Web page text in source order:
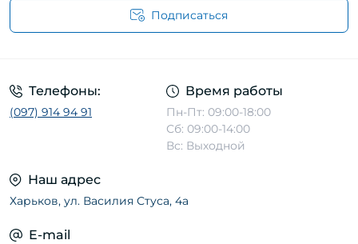
Подписаться
Телефоны:
(097) 914 94 91
Время работы
Пн-Пт: 09:00-18:00
Сб: 09:00-14:00
Вс: Выходной
Наш адрес
Харьков, ул. Василия Стуса, 4а
E-mail